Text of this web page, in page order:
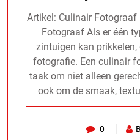
Artikel: Culinair
Fotograaf Als er één
zintuigen kan
fotografie. Een culinair
taak om niet alleen
ook om de smaak,
0